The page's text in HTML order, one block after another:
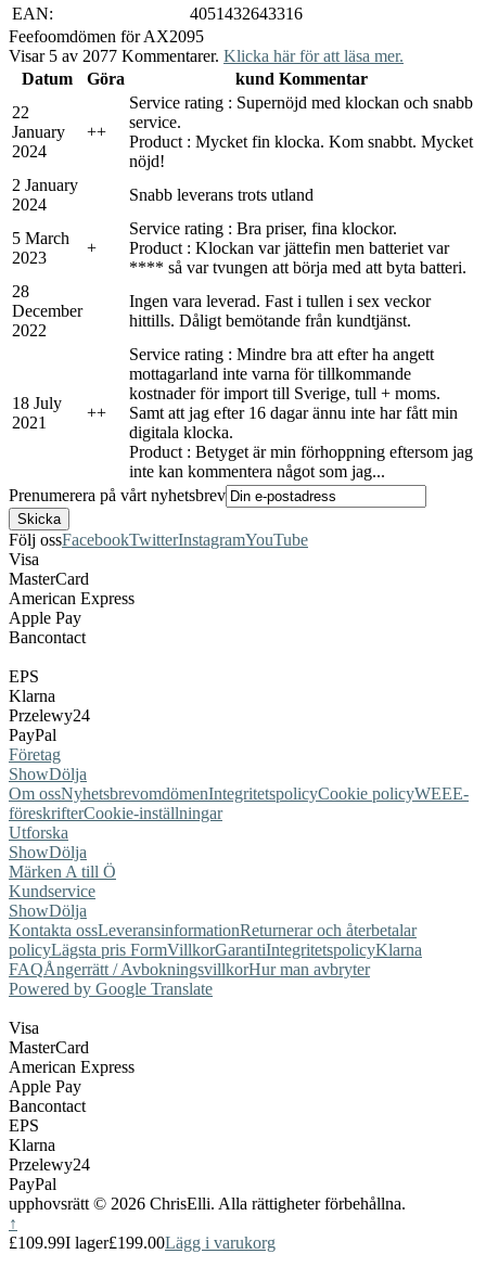
EAN:
4051432643316
Feefoomdömen för AX2095
Visar 5 av 2077 Kommentarer. Klicka här för att läsa mer.
Datum
Göra
kund Kommentar
22
January
2024
++
Service rating : Supernöjd med klockan och snabb
service.
Product : Mycket fin klocka. Kom snabbt. Mycket
nöjd!
2 January
2024
Snabb leverans trots utland
5 March
2023
+
Service rating : Bra priser, fina klockor.
Product : Klockan var jättefin men batteriet var
**** så var tvungen att börja med att byta batteri.
28
December
2022
Ingen vara leverad. Fast i tullen i sex veckor
hittills. Dåligt bemötande från kundtjänst.
18 July
2021
++
Service rating : Mindre bra att efter ha angett
mottagarland inte varna för tillkommande
kostnader för import till Sverige, tull + moms.
Samt att jag efter 16 dagar ännu inte har fått min
digitala klocka.
Product : Betyget är min förhoppning eftersom jag
inte kan kommentera något som jag...
Prenumerera på vårt nyhetsbrev
Följ ossFacebookTwitterInstagramYouTube
Visa
MasterCard
American Express
Apple Pay
Bancontact
EPS
Klarna
Przelewy24
PayPal
Företag
ShowDölja
Om ossNyhetsbrevomdömenIntegritetspolicyCookie policyWEEE-
föreskrifterCookie-inställningar
Utforska
ShowDölja
Märken A till Ö
Kundservice
ShowDölja
Kontakta ossLeveransinformationReturnerar och återbetalar
policyLägsta pris FormVillkorGarantiIntegritetspolicyKlarna
FAQÅngerrätt / AvbokningsvillkorHur man avbryter
Powered by Google Translate
Visa
MasterCard
American Express
Apple Pay
Bancontact
EPS
Klarna
Przelewy24
PayPal
upphovsrätt © 2026 ChrisElli. Alla rättigheter förbehållna.
↑
£109.99I lager£199.00Lägg i varukorg